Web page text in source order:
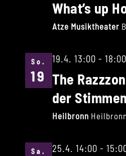
What’s up
Atze Musiktheater
So.
19
19.4. 13:00 - 18:00
The
der Stimmen
Heilbronn Heilbronn
Sa. 25.4. 14:00 -